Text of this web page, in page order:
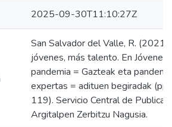
2025-09-30T11:10:27Z
San Salvador del Valle, R.
jóvenes, más talento. En Jóvenes
pandemia = Gazteak eta
expertas = adituen begiradak
119). Servicio Central de
Argitalpen Zerbitzu Nagusia.